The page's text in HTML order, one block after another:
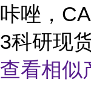
咔唑，
3科研现
查看相